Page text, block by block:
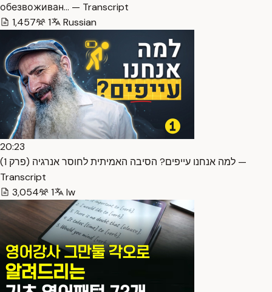
обезвоживан… — Transcript
1,457
1 Russian
20:23
למה אנחנו עייפים? הסיבה האמיתית לחוסר אנרגיה (פרק 1) —
Transcript
3,054
1 Iw